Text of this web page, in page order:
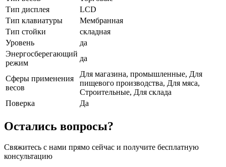
Тип дисплея
LCD
Тип клавиатуры
Мембранная
Тип стойки
складная
Уровень
да
Энергосберегающий
режим
да
Сферы применения
весов
Для магазина, промышленные, Для
пищевого производства, Для мяса,
Строительные, Для склада
Поверка
Да
Остались вопросы?
Свяжитесь с нами прямо сейчас и получите бесплатную
консультацию